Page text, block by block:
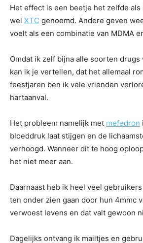
Het effect is een beetje het zelfde als
wel XTC genoemd. Andere geven
voelt als een combinatie van MDMA
Omdat ik zelf bijna alle soorten
kan ik je vertellen, dat het allemaal
feestjaren ben ik vele vrienden
hartaanval.
Het probleem namelijk met mefedron
bloeddruk laat stijgen en de
verhoogd. Wanneer dit te hoog
het niet meer aan.
Daarnaast heb ik heel veel
ten onder zien gaan door hun 4mmc
verwoest levens en dat valt gewoon
Dagelijks ontvang ik mailtjes en